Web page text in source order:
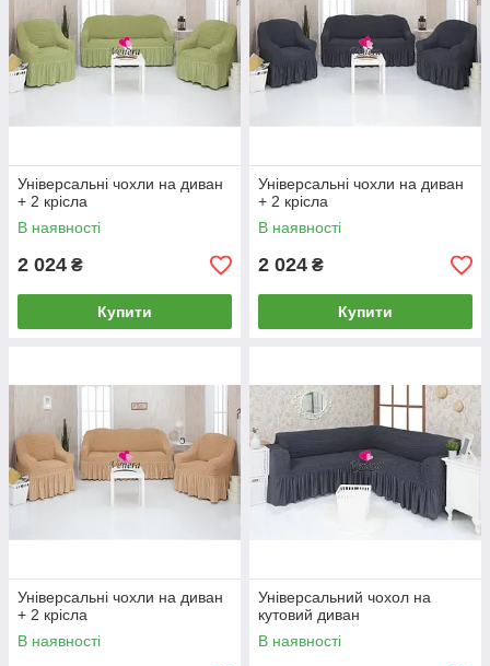
Універсальні чохли на диван
+ 2 крісла
В наявності
2 024 ₴
Купити
Універсальні чохли на диван
+ 2 крісла
В наявності
2 024 ₴
Купити
Універсальні чохли на диван
+ 2 крісла
В наявності
Універсальний чохол на
кутовий диван
В наявності